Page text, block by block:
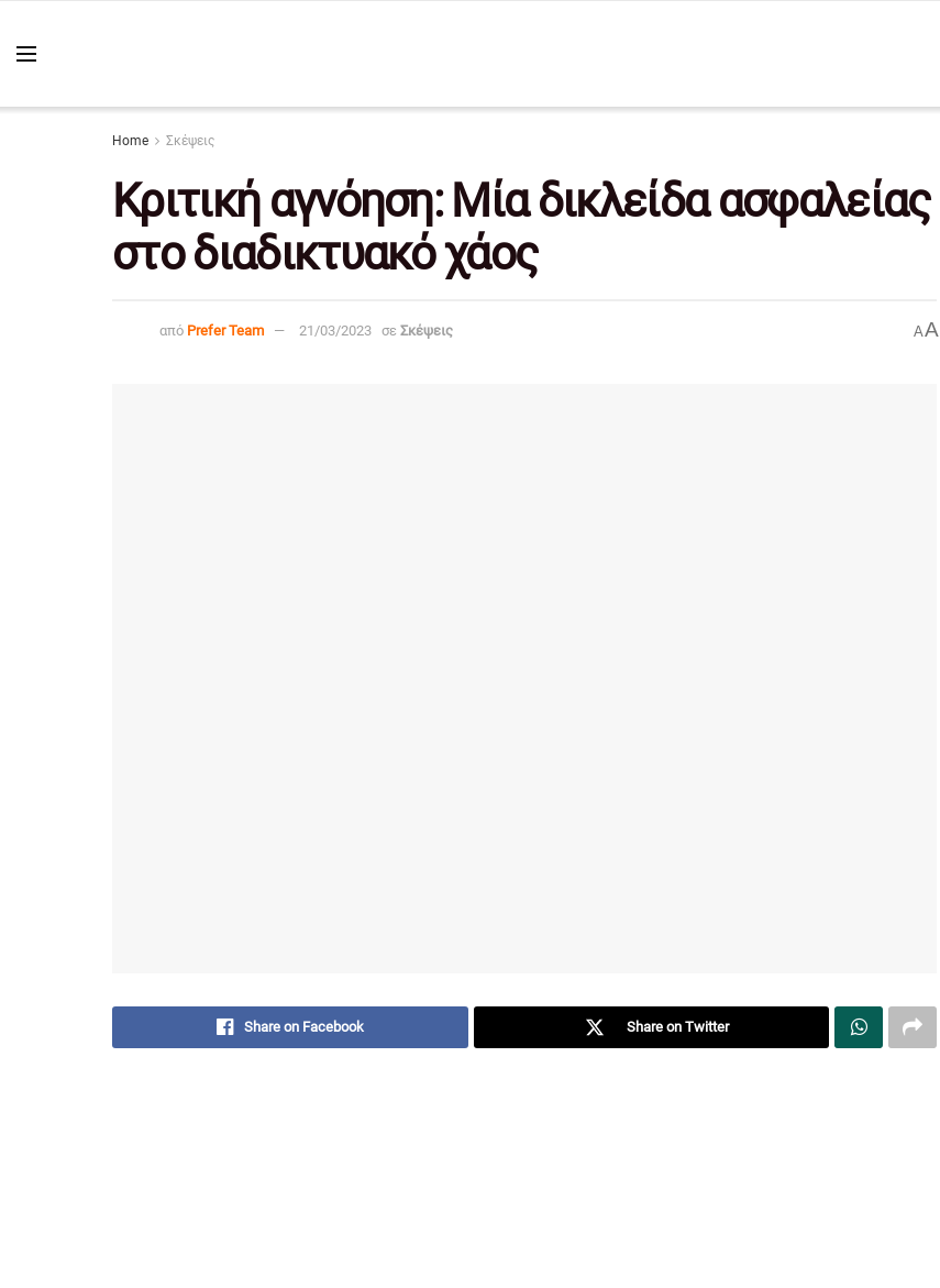
Home Σκέψεις
Κριτική αγνόηση: Μία δικλείδα ασφαλείας
στο διαδικτυακό χάος
από Prefer Team 21/03/2023 σε Σκέψεις AA
Share on Facebook Share on Twitter